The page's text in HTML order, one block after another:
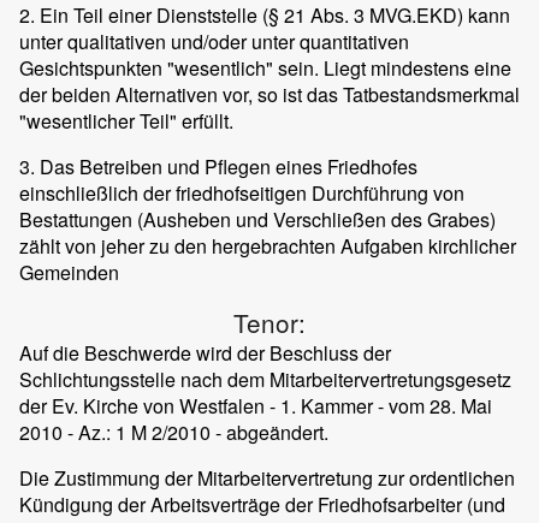
2. Ein Teil einer Dienststelle (§ 21 Abs. 3 MVG.EKD) kann
unter qualitativen und/oder unter quantitativen
Gesichtspunkten "wesentlich" sein. Liegt mindestens eine
der beiden Alternativen vor, so ist das Tatbestandsmerkmal
"wesentlicher Teil" erfüllt.
3. Das Betreiben und Pflegen eines Friedhofes
einschließlich der friedhofseitigen Durchführung von
Bestattungen (Ausheben und Verschließen des Grabes)
zählt von jeher zu den hergebrachten Aufgaben kirchlicher
Gemeinden
Tenor:
Auf die Beschwerde wird der Beschluss der
Schlichtungsstelle nach dem Mitarbeitervertretungsgesetz
der Ev. Kirche von Westfalen - 1. Kammer - vom 28. Mai
2010 - Az.: 1 M 2/2010 - abgeändert.
Die Zustimmung der Mitarbeitervertretung zur ordentlichen
Kündigung der Arbeitsverträge der Friedhofsarbeiter (und